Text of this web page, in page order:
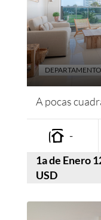
A pocas
-
DEPARTAMENTO
1a de Enero
USD